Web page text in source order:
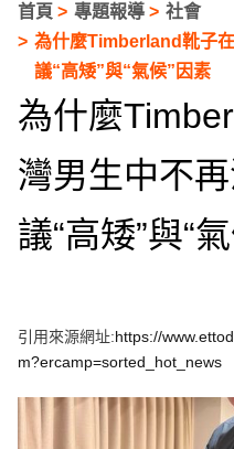
首頁 專題報導
社會
為什麼Timberland靴子
議“高矮”與“氣候”因素
為什麼
灣男生中不
議“高矮”與“
引用來源網址:https://
m?ercamp=sorted_hot_news